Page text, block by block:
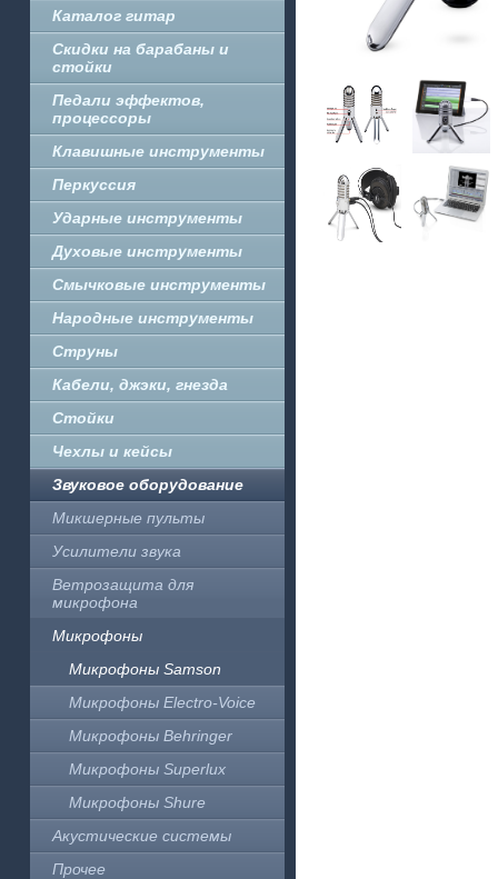
Каталог гитар
Скидки на барабаны и
стойки
Педали эффектов,
процессоры
Клавишные инструменты
Перкуссия
Ударные инструменты
Духовые инструменты
Смычковые инструменты
Народные инструменты
Струны
Кабели, джэки, гнезда
Стойки
Чехлы и кейсы
Звуковое оборудование
Микшерные пульты
Усилители звука
Ветрозащита для
микрофона
Микрофоны
Микрофоны Samson
Микрофоны Electro-Voice
Микрофоны Behringer
Микрофоны Superlux
Микрофоны Shure
Акустические системы
Прочее